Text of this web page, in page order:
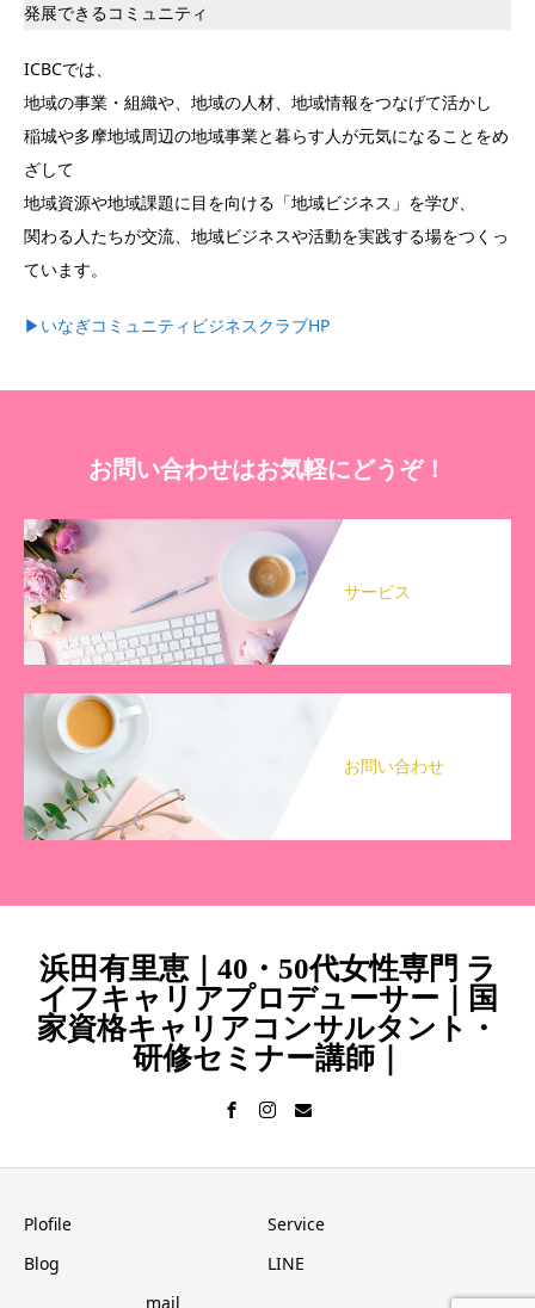
発展できるコミュニティ
ICBCでは、
地域の事業・組織や、地域の人材、地域情報をつなげて活かし
稲城や多摩地域周辺の地域事業と暮らす人が元気になることをめ
ざして
地域資源や地域課題に目を向ける「地域ビジネス」を学び、
関わる人たちが交流、地域ビジネスや活動を実践する場をつくっ
ています。
▶︎いなぎコミュニティビジネスクラブHP
お問い合わせはお気軽にどうぞ！
サービス
お問い合わせ
浜田有里恵｜40・50代女性専門 ラ
イフキャリアプロデューサー｜国
家資格キャリアコンサルタント・
研修セミナー講師｜
Plofile
Service
Blog
LINE
mail